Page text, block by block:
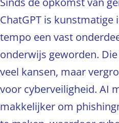
ChatGPT is
tempo een vast
onderwijs geworden.
veel kansen, maar
voor cyberveiligheid. AI
makkelijker om